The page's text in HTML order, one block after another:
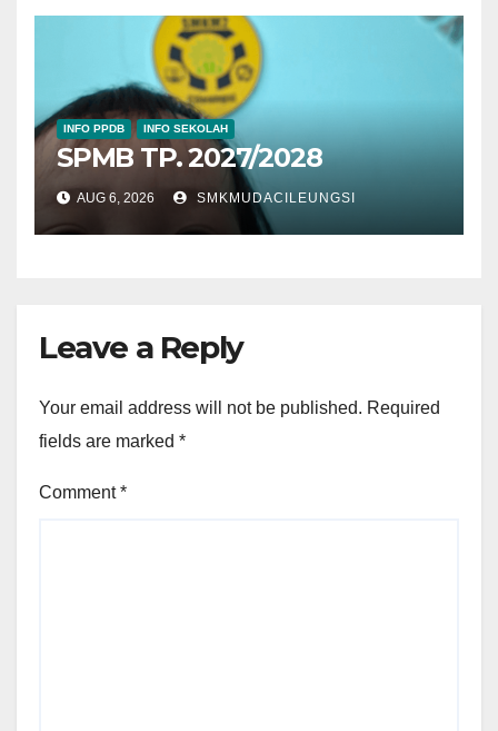
INFO PPDB INFO SEKOLAH
SPMB TP. 2027/2028
AUG 6, 2026 SMKMUDACILEUNGSI
Leave a Reply
Your email address will not be published. Required
fields are marked *
Comment*